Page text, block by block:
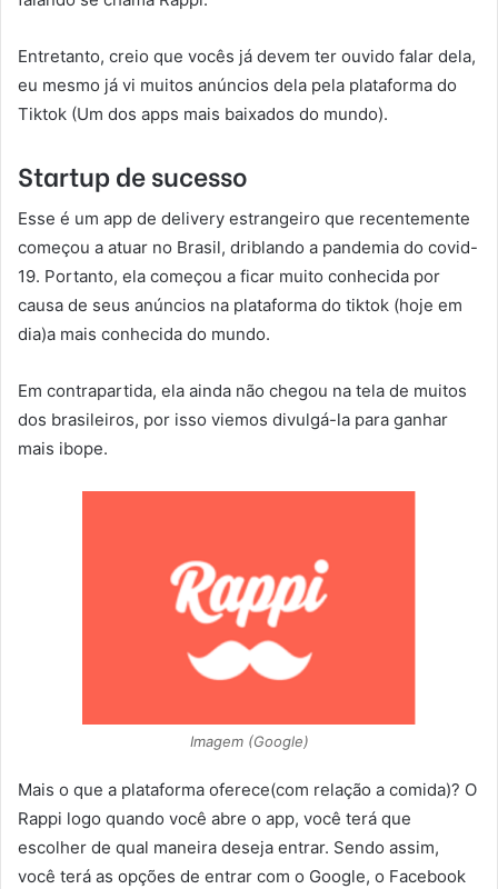
Entretanto, creio que vocês já devem ter ouvido falar dela,
eu mesmo já vi muitos anúncios dela pela plataforma do
Tiktok (Um dos apps mais baixados do mundo).
Startup de sucesso
Esse é um app de delivery estrangeiro que recentemente
começou a atuar no Brasil, driblando a pandemia do covid-
19. Portanto, ela começou a ficar muito conhecida por
causa de seus anúncios na plataforma do tiktok (hoje em
dia)a mais conhecida do mundo.
Em contrapartida, ela ainda não chegou na tela de muitos
dos brasileiros, por isso viemos divulgá-la para ganhar
mais ibope.
Imagem (Google)
Mais o que a plataforma oferece(com relação a comida)? O
Rappi logo quando você abre o app, você terá que
escolher de qual maneira deseja entrar. Sendo assim,
você terá as opções de entrar com o Google, o Facebook